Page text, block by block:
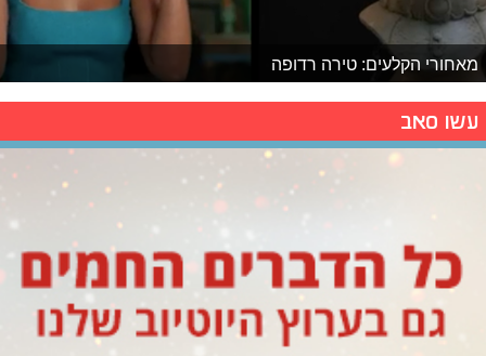
מאחורי הקלעים: טירה רדופה
עשו סאב